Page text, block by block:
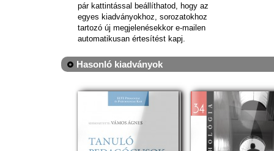
pár kattintással beállíthatod, hogy az
egyes kiadványokhoz, sorozatokhoz
tartozó új megjelenésekkor e-mailen
automatikusan értesítést kapj.
Hasonló kiadványok